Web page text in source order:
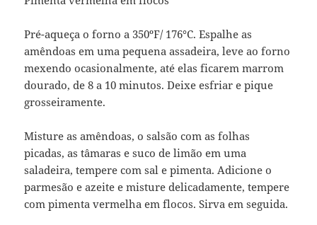
Pré-aqueça o forno a 350ºF/ 176°C. Espalhe as
amêndoas em uma pequena assadeira, leve ao forno
mexendo ocasionalmente, até elas ficarem marrom
dourado, de 8 a 10 minutos. Deixe esfriar e pique
grosseiramente.
Misture as amêndoas, o salsão com as folhas
picadas, as tâmaras e suco de limão em uma
saladeira, tempere com sal e pimenta. Adicione o
parmesão e azeite e misture delicadamente, tempere
com pimenta vermelha em flocos. Sirva em seguida.